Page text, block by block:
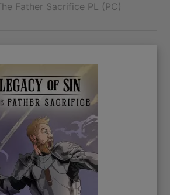
Father Sacrifice PL (PC)